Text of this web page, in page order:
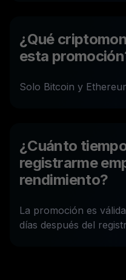
¿Qué
esta
Solo Bitcoin y
¿Cuánto
registrarme
rendimiento?
La promoción es
días después del